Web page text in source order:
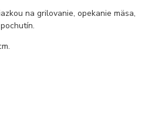
na grilovanie, opekanie mäsa,